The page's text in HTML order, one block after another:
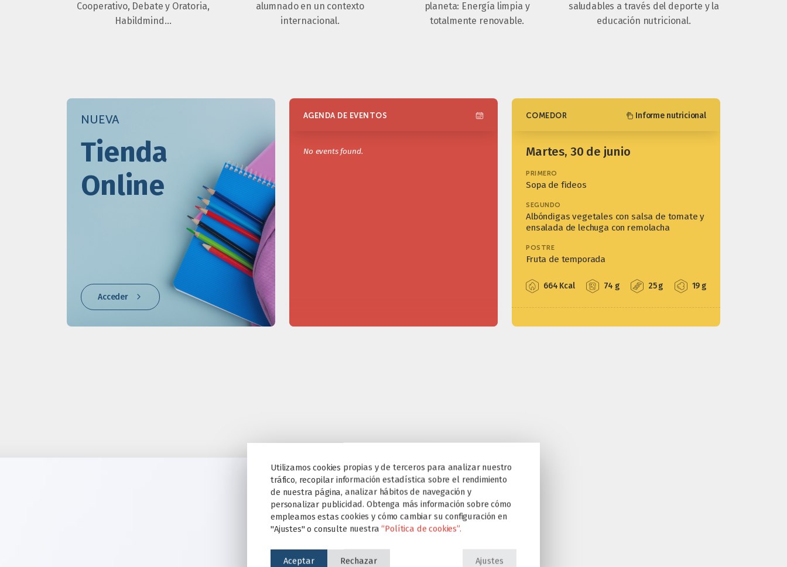
Cooperativo, Debate y Oratoria,
Habildmind…
alumnado en un contexto
internacional.
planeta: Energía limpia y
totalmente renovable.
saludables a través del deporte y la
educación nutricional.
NUEVA
Tienda
Online
Acceder
AGENDA DE EVENTOS
No events found.
COMEDOR Informe nutricional
martes, 30 de junio
PRIMERO
Sopa de fideos
SEGUNDO
Albóndigas vegetales con salsa de tomate y
ensalada de lechuga con remolacha
POSTRE
Fruta de temporada
664 Kcal 74 g 25 g 19 g
Utilizamos cookies propias y de terceros para analizar nuestro
tráfico, recopilar información estadística sobre el rendimiento
de nuestra página, analizar hábitos de navegación y
personalizar publicidad. Obtenga más información sobre cómo
empleamos estas cookies y cómo cambiar su configuración en
"Ajustes" o consulte nuestra“Política de cookies”.
Aceptar Rechazar Ajustes